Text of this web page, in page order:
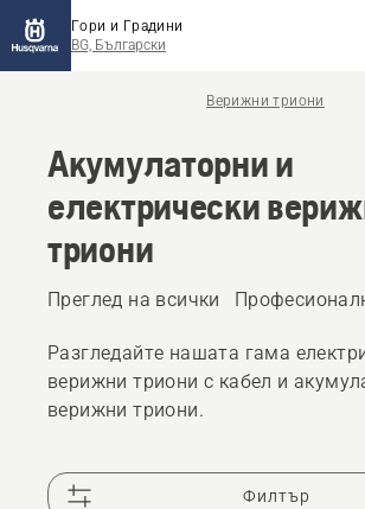
Гори и Градини
BG, Български
Верижни триони
Акумулаторни и
електрически
триони
Преглед на всички
Разгледайте нашата гама
верижни триони с кабел и
верижни триони.
Филтър